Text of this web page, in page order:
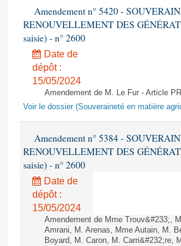
Amendement n° 5420 -
RENOUVELLEMENT DES
saisie) - n° 2600
Date de
dépôt :
15/05/2024
Amendement de M. Le Fur - Article
Voir le dossier (Souveraineté en matière
Amendement n° 5384 -
RENOUVELLEMENT DES
saisie) - n° 2600
Date de
dépôt :
15/05/2024
Amendement de Mme Trouv&#233;,
Amrani, M. Arenas, Mme Autain, M.
Boyard, M. Caron, M. Carri&#232;re,